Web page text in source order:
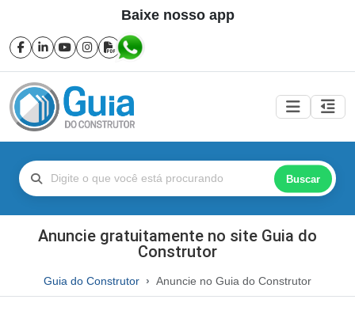
Baixe nosso app
Buscar
Anuncie gratuitamente no site Guia do
Construtor
Guia do Construtor Anuncie no Guia do Construtor